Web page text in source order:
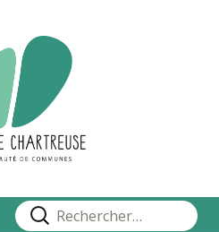
Rechercher :